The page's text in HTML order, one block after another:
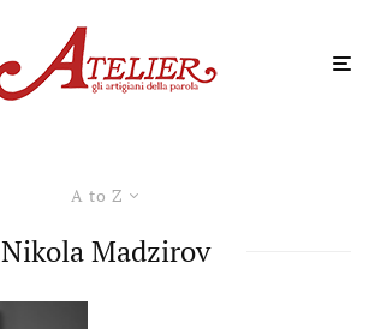
A to Z
Nikola Madzirov